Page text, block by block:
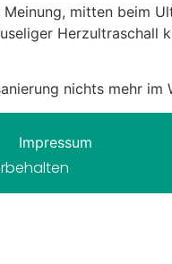
mitten beim
Herzultraschall
nichts mehr im
Impressum